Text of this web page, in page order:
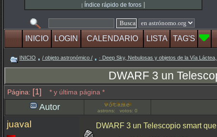
| Índice rápido de foros |
INICIO LOGIN CALENDARIO LISTA TAG'S
INICIO / objeto astronómico / · Deep Sky, Nebulosas y objetos de la Vía
DWARF 3 un
Página: [1] * y última página *
Autor astrons: votos: 0
juaval DWARF 3 un Telescopio smart